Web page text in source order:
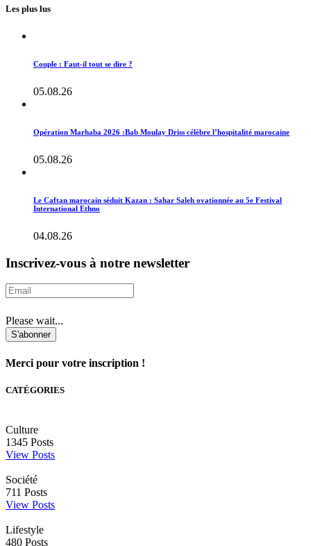
Les plus lus
Couple : Faut-il tout se dire ?
05.08.26
Opération Marhaba 2026 :Bab Moulay Driss célèbre l’hospitalité marocaine
05.08.26
Le Caftan marocain séduit Kazan : Sahar Saleh ovationnée au 5e Festival
International Ethno
04.08.26
Inscrivez-vous à notre newsletter
Please wait...
S'abonner
Merci pour votre inscription !
CATÉGORIES
Culture
1345 Posts
View Posts
Société
711 Posts
View Posts
Lifestyle
480 Posts